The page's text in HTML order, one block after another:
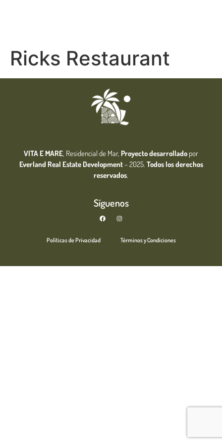
Ricks Restaurant
VITA E MARE, Residencial de Mar, Proyecto desarrollado por
Everland Real Estate Development– 2025. Todos los derechos
reservados.
Síguenos
Políticas de Privacidad Términos y Condiciones